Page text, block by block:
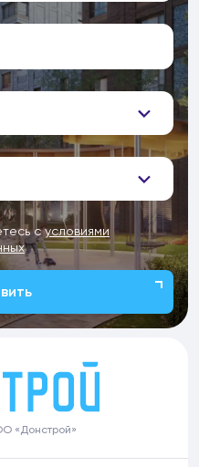
сусловиями
«Донстрой»